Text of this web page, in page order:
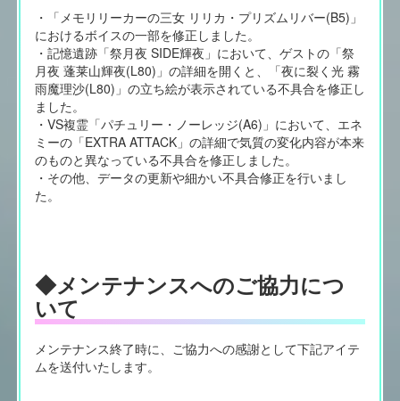
・「メモリリーカーの三女 リリカ・プリズムリバー(B5)」
におけるボイスの一部を修正しました。
・記憶遺跡「祭月夜 SIDE輝夜」において、ゲストの「祭
月夜 蓬莱山輝夜(L80)」の詳細を開くと、「夜に裂く光 霧
雨魔理沙(L80)」の立ち絵が表示されている不具合を修正し
ました。
・VS複霊「パチュリー・ノーレッジ(A6)」において、エネ
ミーの「EXTRA ATTACK」の詳細で気質の変化内容が本来
のものと異なっている不具合を修正しました。
・その他、データの更新や細かい不具合修正を行いまし
た。
◆メンテナンスへのご協力につ
いて
メンテナンス終了時に、ご協力への感謝として下記アイテ
ムを送付いたします。